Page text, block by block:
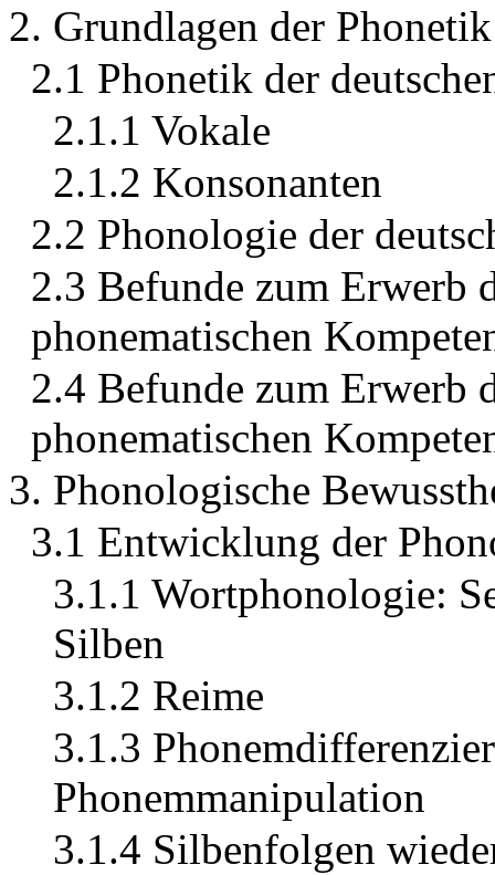
2. Grundlagen der
2.1 Phonetik der
2.1.1 Vokale
2.1.2 Konsonanten
2.2 Phonologie der
2.3 Befunde zum Erwerb
phonematischen
2.4 Befunde zum Erwerb
phonematischen
3. Phonologische
3.1 Entwicklung der
3.1.1 Wortphonologie:
Silben
3.1.2 Reime
3.1.3
Phonemmanipulation
3.1.4 Silbenfolgen